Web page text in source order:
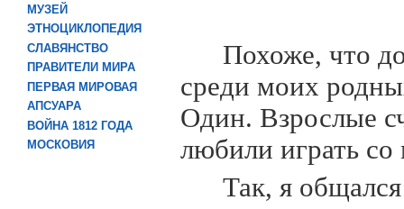
МУЗЕЙ
ЭТНОЦИКЛОПЕДИЯ
СЛАВЯНСТВО
ПРАВИТЕЛИ МИРА
ПЕРВАЯ МИРОВАЯ
АПСУАРА
ВОЙНА 1812 ГОДА
МОСКОВИЯ
Похоже, что
среди моих
Один. Взрослые
любили играть со
Так, я